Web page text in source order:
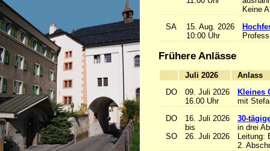
Keine
SA
15. Aug. 2026
10:00 Uhr
Frühere Anlässe
Juli 2026
DO
09. Juli 2026
16.00 Uhr
Kleines
mit
DO
SO
16. Juli 2026
bis
26. Juli 2026
30-
in drei
Leitung:
2.